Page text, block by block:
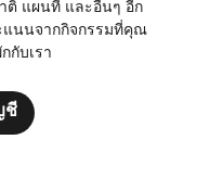
ติ แผนที่ และอื่นๆ อีก
แนนจากกิจกรรมที่คุณ
กับเรา
ชี